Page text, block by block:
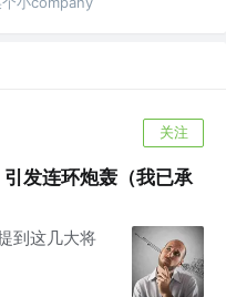
关注
发连环炮轰（我已承
到这几大将